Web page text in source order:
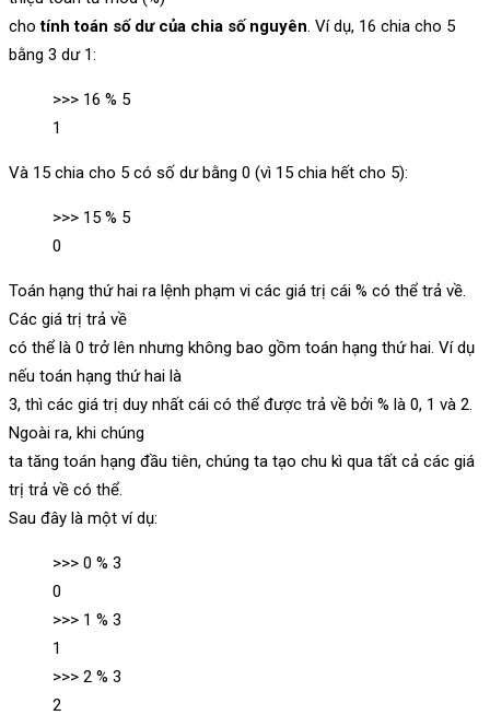
chotính toán số dư của chia số nguyên. Ví dụ, 16 chia cho 5
bằng 3 dư 1:
>>> 16 % 5
1
Và 15 chia cho 5 có số dư bằng 0 (vì 15 chia hết cho 5):
>>> 15 % 5
0
Toán hạng thứ hai ra lệnh phạm vi các giá trị cái % có thể trả về.
Các giá trị trả về
có thể là 0 trở lên nhưng không bao gồm toán hạng thứ hai. Ví dụ
nếu toán hạng thứ hai là
3, thì các giá trị duy nhất cái có thể được trả về bởi % là 0, 1 và 2.
Ngoài ra, khi chúng
ta tăng toán hạng đầu tiên, chúng ta tạo chu kì qua tất cả các giá
trị trả về có thể.
Sau đây là một ví dụ:
>>> 0 % 3
0
>>> 1 % 3
1
>>> 2 % 3
2